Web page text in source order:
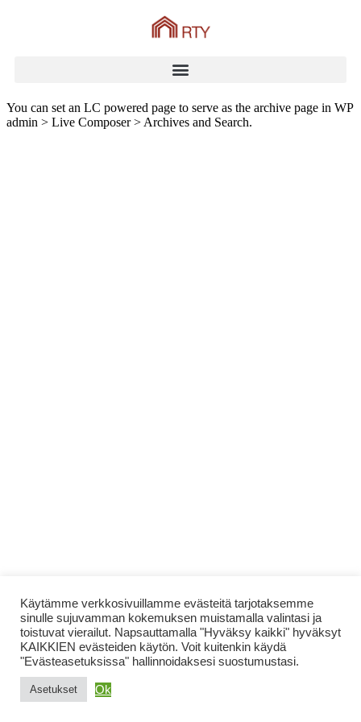
You can set an LC powered page to serve as the archive page in WP
admin > Live Composer > Archives and Search.
Käytämme verkkosivuillamme evästeitä tarjotaksemme
sinulle sujuvamman kokemuksen muistamalla valintasi ja
toistuvat vierailut. Napsauttamalla "Hyväksy kaikki" hyväksyt
KAIKKIEN evästeiden käytön. Voit kuitenkin käydä
"Evästeasetuksissa" hallinnoidaksesi suostumustasi.
Asetukset Ok